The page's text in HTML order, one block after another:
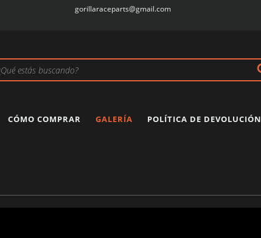
gorillaraceparts@gmail.com
CÓMO COMPRAR GALERÍA POLÍTICA DE DEVOLUCIÓN